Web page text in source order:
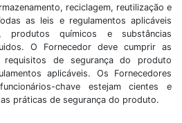
reciclagem, reutilização e
as leis e regulamentos aplicáveis
produtos químicos e substâncias
O Fornecedor deve cumprir as
de segurança do produto
aplicáveis. Os Fornecedores
chave estejam cientes e
práticas de segurança do produto.